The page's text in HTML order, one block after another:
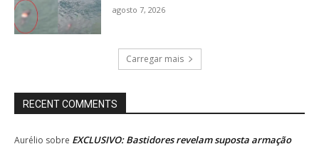
agosto 7, 2026
Carregar mais
RECENT COMMENTS
Aurélio sobre EXCLUSIVO: Bastidores revelam suposta armação